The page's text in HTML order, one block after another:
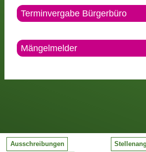
Terminvergabe Bürgerbüro
Mängelmelder
Ausschreibungen